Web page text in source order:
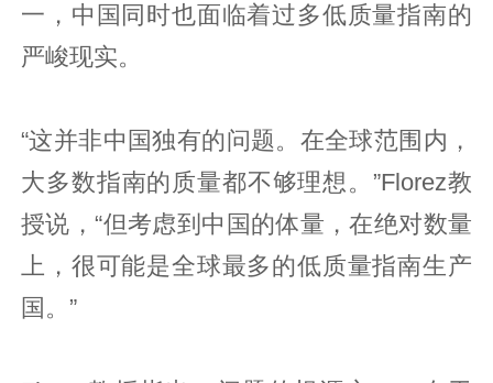
一，中国同时也面临着过多低质量指南的
严峻现实。
“这并非中国独有的问题。在全球范围内，
大多数指南的质量都不够理想。”Florez教
授说，“但考虑到中国的体量，在绝对数量
上，很可能是全球最多的低质量指南生产
国。”